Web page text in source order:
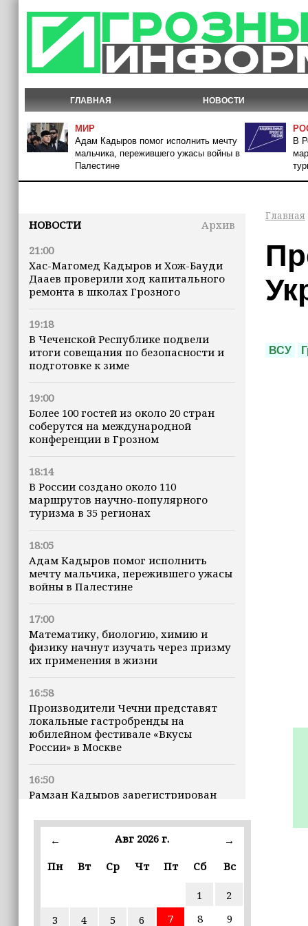
ГЛАВНАЯ НОВОСТИ
МИР
Адам Кадыров помог исполнить мечту
мальчика, пережившего ужасы войны в
Палестине
В
НОВОСТИ
Архив
21:00
Хас-Магомед Кадыров и Хож-Бауди
Дааев проверили ход капитального
ремонта в школах Грозного
19:18
В Чеченской Республике подвели
итоги совещания по безопасности и
подготовке к зиме
19:00
Более 100 гостей из около 20 стран
соберутся на международной
конференции в Грозном
18:14
В России создано около 110
маршрутов научно-популярного
туризма в 35 регионах
18:05
Адам Кадыров помог исполнить
мечту мальчика, пережившего ужасы
войны в Палестине
17:00
Математику, биологию, химию и
физику начнут изучать через призму
их применения в жизни
16:58
Производители Чечни представят
локальные гастробренды на
юбилейном фестивале «Вкусы
России» в Москве
16:50
Рамзан Кадыров зарегистрирован
16:47
землетрясения, рассказала
16:12
← Авг 2026 г.
→
Пн
Вт Ср Чт Пт Сб Вс
1
2
3
4 5 6 7 8
9
Главная
ВСУ